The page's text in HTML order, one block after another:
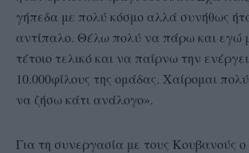
γήπεδα με πολύ κόσμο αλλά συνήθως
αντίπαλο. Θέλω πολύ να πάρω και εγώ
τέτοιο τελικό και να παίρνω την
10.000φίλους της ομάδας. Χαίρομαι
να ζήσω κάτι ανάλογο».
Για τη συνεργασία με τους Κουβανούς ο